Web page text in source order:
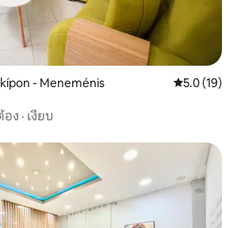
- Meneménis คะแนนเฉลี่ย
5.0 (19)
อง · เงียบ